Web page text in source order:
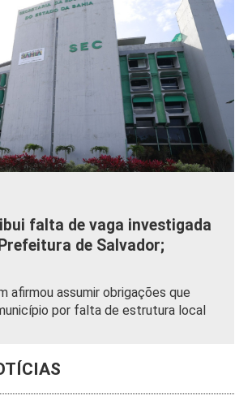
falta de vaga investigada
de Salvador;
afirmou assumir obrigações que
por falta de estrutura local